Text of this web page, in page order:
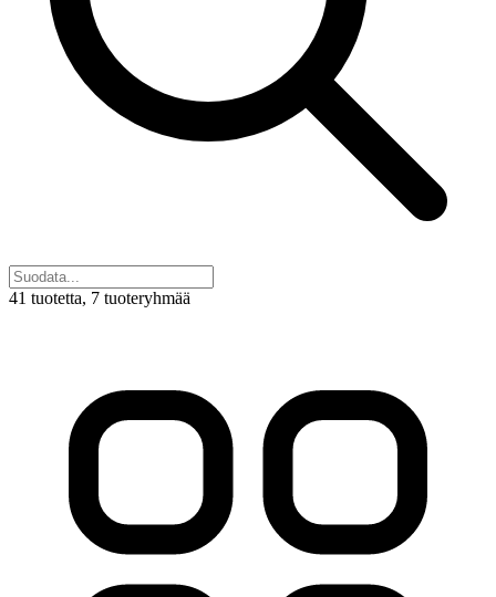
41 tuotetta, 7 tuoteryhmää